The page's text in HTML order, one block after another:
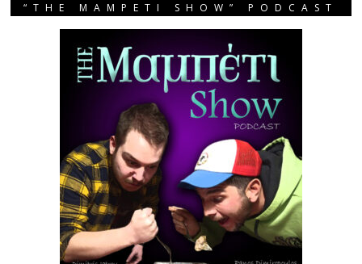
“THE MAMPETI SHOW” PODCAST